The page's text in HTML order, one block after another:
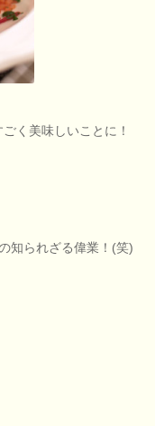
く美味しいことに！
知られざる偉業！(笑)